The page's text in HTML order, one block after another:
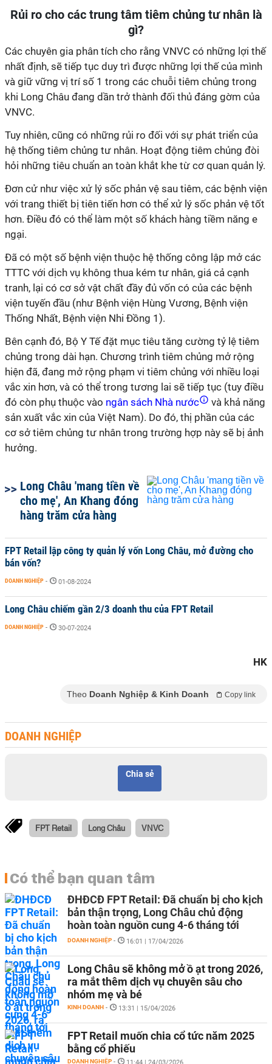
Rủi ro cho các trung tâm tiêm chủng tư nhân là
gì?
Các chuyên gia phân tích cho rằng VNVC có những lợi thế
nhất định, sẽ tiếp tục duy trì được những lợi thế của mình
và giữ vững vị trí số 1 trong các chuỗi tiêm chủng trong
khi Long Châu đang dần trở thành đối thủ đáng gờm của
VNVC.
Tuy nhiên, cũng có những rủi ro đối với sự phát triển của
hệ thống tiêm chủng tư nhân. Hoạt động tiêm chủng đòi
hỏi những tiêu chuẩn an toàn khắt khe từ cơ quan quản lý.
Đơn cử như việc xử lý sốc phản vệ sau tiêm, các bệnh viện
với trang thiết bị tiên tiến hơn có thể xử lý sốc phản vệ tốt
hơn. Điều đó có thể làm một số khách hàng tiềm năng e
ngại.
Đã có một số bệnh viện thuộc hệ thống công lập mở các
TTTC với dịch vụ không thua kém tư nhân, giá cả cạnh
tranh, lại có cơ sở vật chất đầy đủ vốn có của các bệnh
viện tuyến đầu (như Bệnh viện Hùng Vương, Bệnh viện
Thống Nhất, Bệnh viện Nhi Đồng 1).
Bên cạnh đó, Bộ Y Tế đặt mục tiêu tăng cường tỷ lệ tiêm
chủng trong dài hạn. Chương trình tiêm chủng mở rộng
hiện đã, đang mở rộng phạm vi tiêm chủng với nhiều loại
vắc xin hơn, và có thể trong tương lai sẽ tiếp tục (tuy điều
đó còn phụ thuộc vào ngân sách Nhà nước
và khả năng
sản xuất vắc xin của Việt Nam). Do đó, thị phần của các
cơ sở tiêm chủng tư nhân trong trường hợp này sẽ bị ảnh
hưởng.
Long Châu 'mang tiền về
cho mẹ', An Khang đóng
hàng trăm cửa hàng
FPT Retail lập công ty quản lý vốn Long Châu, mở đường cho
bán vốn?
DOANH NGHIỆP - 01-08-2024
Long Châu chiếm gần 2/3 doanh thu của FPT Retail
DOANH NGHIỆP - 30-07-2024
HK
Theo Doanh Nghiệp & Kinh Doanh Copy link
DOANH NGHIỆP
Chia sẻ
FPT Retail Long Châu VNVC
Có thể bạn quan tâm
ĐHĐCĐ FPT Retail: Đã chuẩn bị cho kịch
bản thận trọng, Long Châu chủ động
hoàn toàn nguồn cung 4-6 tháng tới
DOANH NGHIỆP - 16:01 | 17/04/2026
Long Châu sẽ không mở ồ ạt trong 2026,
ra mắt thêm dịch vụ chuyên sâu cho
nhóm mẹ và bé
KINH DOANH - 13:31 | 15/04/2026
FPT Retail muốn chia cổ tức năm 2025
bằng cổ phiếu
DOANH NGHIỆP -